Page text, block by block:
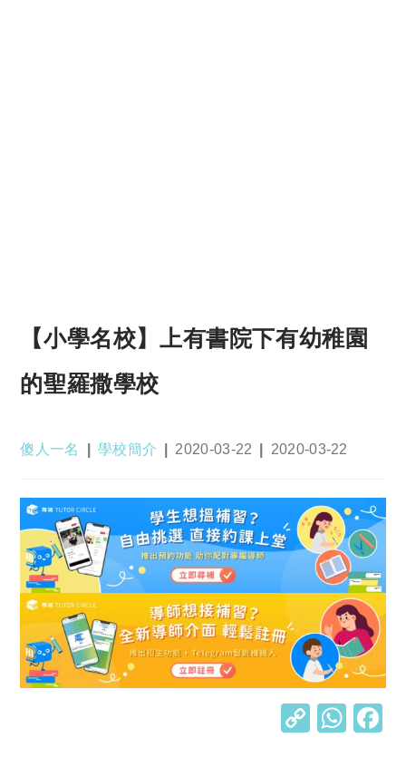
【小學名校】上有書院下有幼稚園
的聖羅撒學校
Post
傻人一名
Post
學校簡介
Post
2020-03-22
Post
2020-03-22
C W